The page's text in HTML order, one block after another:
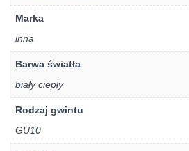
Marka
inna
Barwa światła
biały ciepły
Rodzaj gwintu
GU10